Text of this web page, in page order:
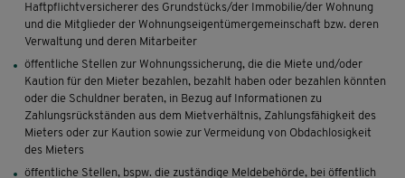
Haftpflichtversicherer des Grundstücks/der Immobilie/der Wohnung
und die Mitglieder der Wohnungseigentümergemeinschaft bzw. deren
Verwaltung und deren Mitarbeiter
öffentliche Stellen zur Wohnungssicherung, die die Miete und/oder
Kaution für den Mieter bezahlen, bezahlt haben oder bezahlen könnten
oder die Schuldner beraten, in Bezug auf Informationen zu
Zahlungsrückständen aus dem Mietverhältnis, Zahlungsfähigkeit des
Mieters oder zur Kaution sowie zur Vermeidung von Obdachlosigkeit
des Mieters
öffentliche Stellen, bspw. die zuständige Meldebehörde, bei öffentlich